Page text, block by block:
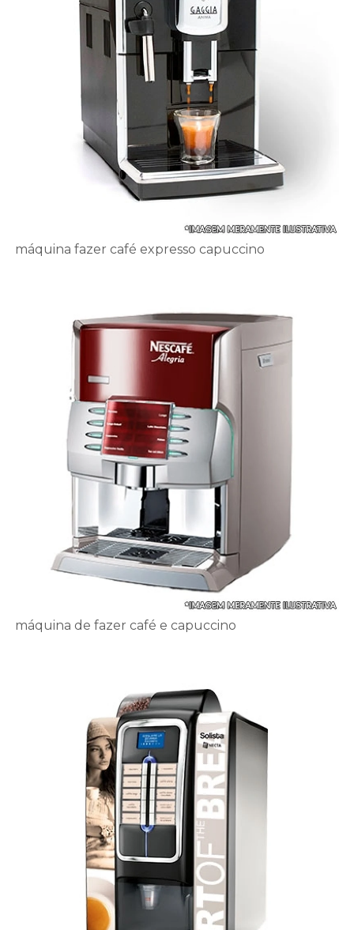
máquina fazer café expresso capuccino
máquina de fazer café e capuccino